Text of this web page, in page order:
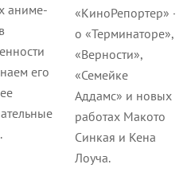
аниме-
его
«КиноРепортер» —
о «Терминаторе»,
«Верности»,
«Семейке
Аддамс» и новых
работах Макото
Синкая и Кена
Лоуча.